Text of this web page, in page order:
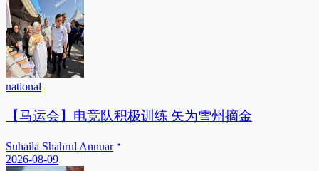
national
【马运会】电竞队积极训练 矢为雪州摘金
Suhaila Shahrul Annuar
2026-08-09